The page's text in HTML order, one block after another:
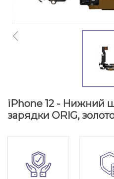
iPhone 12 - Нижний
зарядки ORIG,